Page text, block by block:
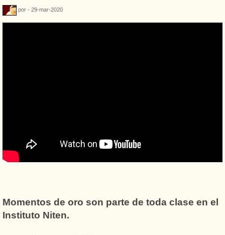
por - 29-mar-2020
Momentos de oro son parte de toda clase en el
Instituto Niten.